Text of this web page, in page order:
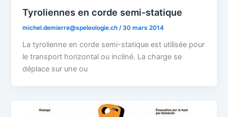
Tyroliennes en corde semi-statique
michel.demierre@speleologie.ch/30 mars 2014
La tyrolienne en corde semi-statique est utilisée pour
le transport horizontal ou incliné. La charge se
déplace sur une ou